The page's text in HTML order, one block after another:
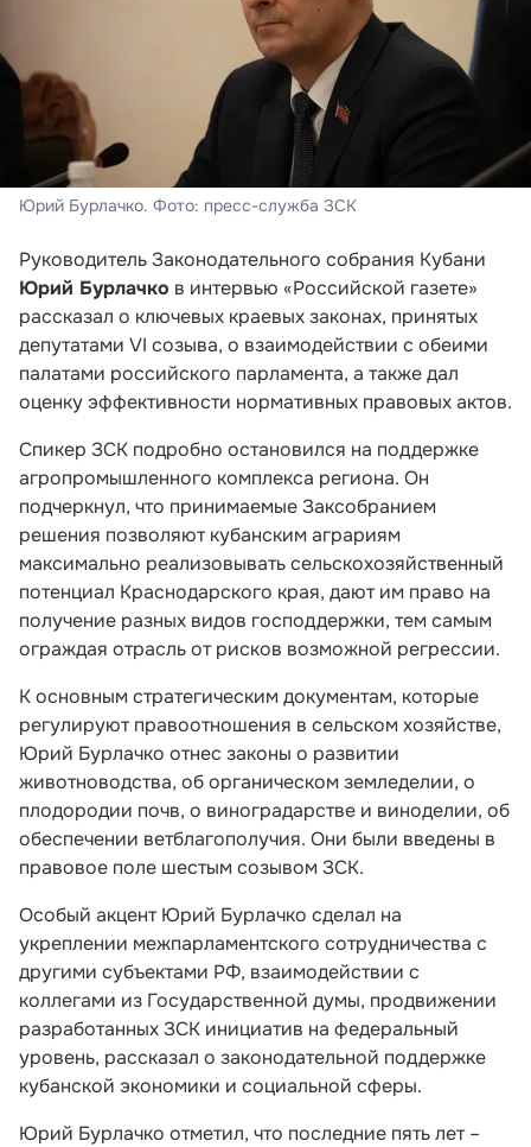
Юрий Бурлачко. Фото: пресс-служба ЗСК
Руководитель Законодательного собрания Кубани
Юрий Бурлачко в интервью «Российской газете»
рассказал о ключевых краевых законах, принятых
депутатами VI созыва, о взаимодействии с обеими
палатами российского парламента, а также дал
оценку эффективности нормативных правовых актов.
Спикер ЗСК подробно остановился на поддержке
агропромышленного комплекса региона. Он
подчеркнул, что принимаемые Заксобранием
решения позволяют кубанским аграриям
максимально реализовывать сельскохозяйственный
потенциал Краснодарского края, дают им право на
получение разных видов господдержки, тем самым
ограждая отрасль от рисков возможной регрессии.
К основным стратегическим документам, которые
регулируют правоотношения в сельском хозяйстве,
Юрий Бурлачко отнес законы о развитии
животноводства, об органическом земледелии, о
плодородии почв, о виноградарстве и виноделии, об
обеспечении ветблагополучия. Они были введены в
правовое поле шестым созывом ЗСК.
Особый акцент Юрий Бурлачко сделал на
укреплении межпарламентского сотрудничества с
другими субъектами РФ, взаимодействии с
коллегами из Государственной думы, продвижении
разработанных ЗСК инициатив на федеральный
уровень, рассказал о законодательной поддержке
кубанской экономики и социальной сферы.
Юрий Бурлачко отметил, что последние пять лет –